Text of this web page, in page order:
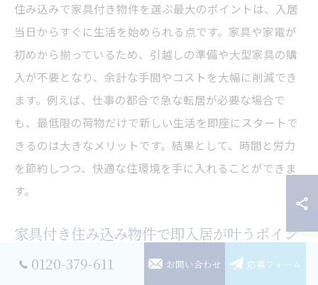
住み込みで家具付き物件を選ぶ最大のポイントは、入居
当日からすぐに生活を始められる点です。家具や家電が
初めから揃っているため、引越しの準備や大型家具の購
入が不要となり、余計な手間やコストを大幅に削減でき
ます。例えば、仕事の都合で急な転居が必要な場合で
も、最低限の荷物だけで新しい生活を即座にスタートで
きるのは大きなメリットです。結果として、時間と労力
を節約しつつ、快適な住環境を手に入れることができま
す。
家具付き住み込み物件で即入居が叶うポイン
ト 0120-379-611 お問い合わせ 応募フォーム